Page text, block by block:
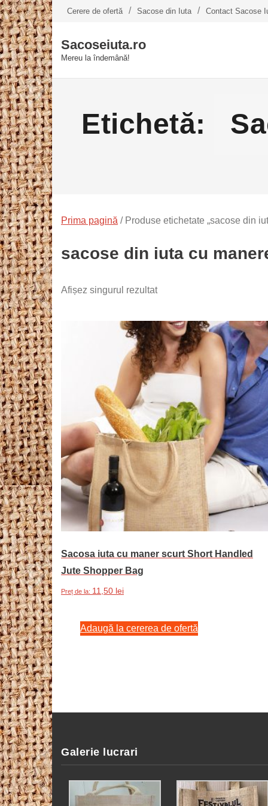
Skip
to
content
Cerere de ofertă Sacose din Iuta Contact Sacose
Sacoseiuta.ro
Mereu la îndemână!
Etichetă:
Prima pagină / Produse etichetate „sacose din
sacose din iuta cu
Afișez singurul rezultat
Sacosa iuta cu maner scurt Short Handled
Jute Shopper Bag
Preț de la: 11,50 lei
Adaugă la cererea de ofertă
Galerie lucrari